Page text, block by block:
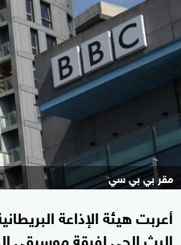
مقر بي بي سي
أعربت هيئة الإذاعة
البث الحي لفرقة موسيقى